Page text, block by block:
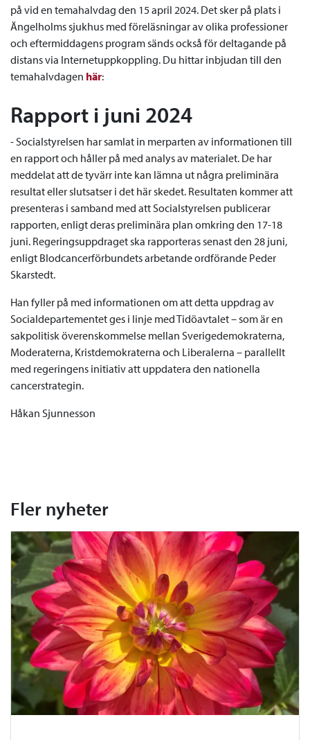
på vid en temahalvdag den 15 april 2024. Det sker på plats i
Ängelholms sjukhus med föreläsningar av olika professioner
och eftermiddagens program sänds också för deltagande på
distans via Internetuppkoppling. Du hittar inbjudan till den
temahalvdagen här:
Rapport i juni 2024
- Socialstyrelsen har samlat in merparten av informationen till
en rapport och håller på med analys av materialet. De har
meddelat att de tyvärr inte kan lämna ut några preliminära
resultat eller slutsatser i det här skedet. Resultaten kommer att
presenteras i samband med att Socialstyrelsen publicerar
rapporten, enligt deras preliminära plan omkring den 17-18
juni. Regeringsuppdraget ska rapporteras senast den 28 juni,
enligt Blodcancerförbundets arbetande ordförande Peder
Skarstedt.
Han fyller på med informationen om att detta uppdrag av
Socialdepartementet ges i linje med Tidöavtalet – som är en
sakpolitisk överenskommelse mellan Sverigedemokraterna,
Moderaterna, Kristdemokraterna och Liberalerna – parallellt
med regeringens initiativ att uppdatera den nationella
cancerstrategin.
Håkan Sjunnesson
Fler nyheter